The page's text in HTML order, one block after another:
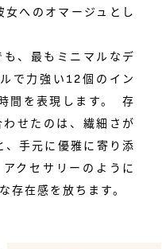
女へのオマージュとし
も、最もミニマルなデ
で力強い12個のイン
間を表現します。 存
せたのは、繊細さが
、手元に優雅に寄り添
クセサリーのように
存在感を放ちます。